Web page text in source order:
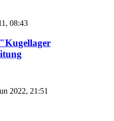
08:43
2022, 21:51